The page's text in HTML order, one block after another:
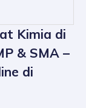
Kimia di
& SMA –
di